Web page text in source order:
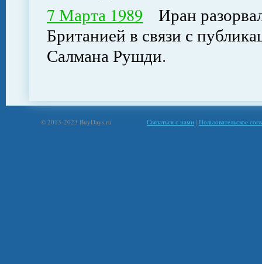
7 Марта 1989 Иран
Британией в связи с
Салмана Рушди.
© 2013-2023 BuyDays.ru Связаться с нами | Пользовательское